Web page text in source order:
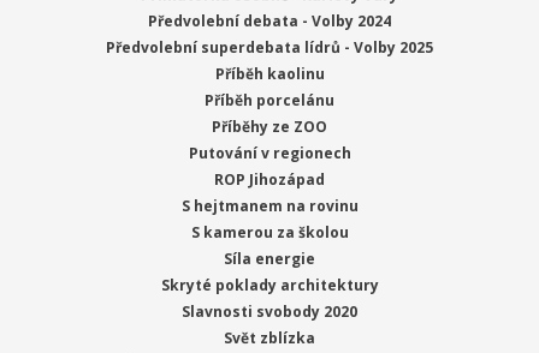
Předvolební debata - Volby 2024
Předvolební superdebata lídrů - Volby 2025
Příběh kaolinu
Příběh porcelánu
Příběhy ze ZOO
Putování v regionech
ROP Jihozápad
S hejtmanem na rovinu
S kamerou za školou
Síla energie
Skryté poklady architektury
Slavnosti svobody 2020
Svět zblízka